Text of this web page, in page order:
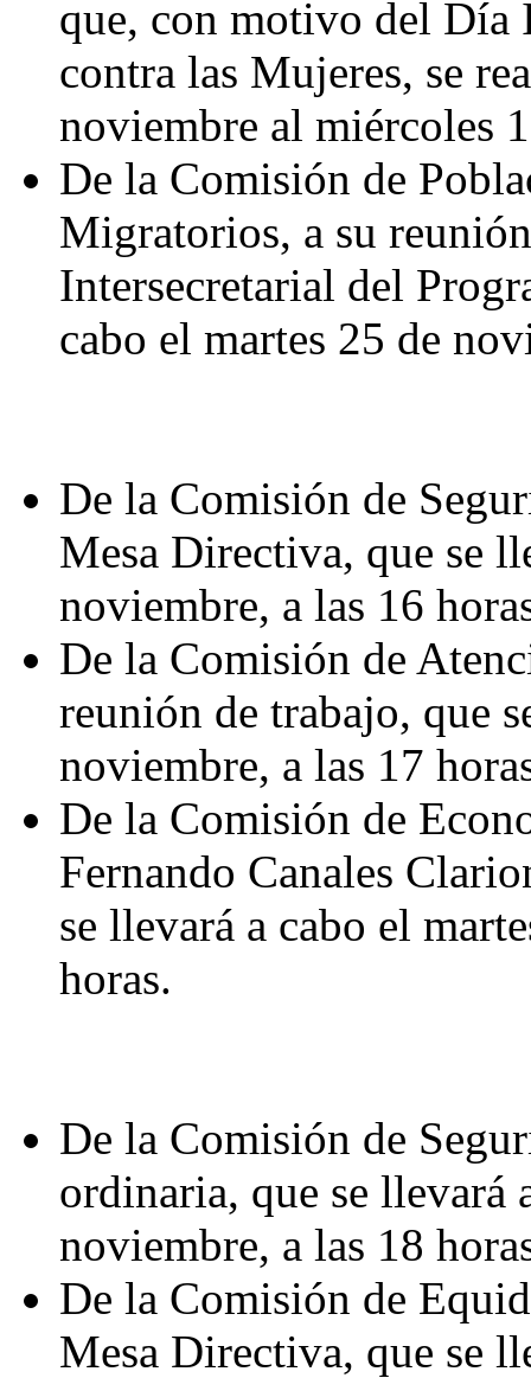
que, con motivo del Día
contra las Mujeres, se
noviembre al miércoles
De la Comisión de
Migratorios, a su
Intersecretarial del
cabo el martes 25 de
De la Comisión de
Mesa Directiva, que se
noviembre, a las 16
De la Comisión de
reunión de trabajo, que
noviembre, a las 17
De la Comisión de
Fernando Canales
se llevará a cabo el
horas.
De la Comisión de
ordinaria, que se llevará
noviembre, a las 18
De la Comisión de
Mesa Directiva, que se